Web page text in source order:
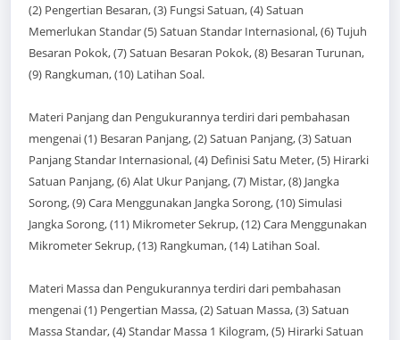
(2) Pengertian Besaran, (3) Fungsi Satuan, (4) Satuan
Memerlukan Standar (5) Satuan Standar Internasional, (6) Tujuh
Besaran Pokok, (7) Satuan Besaran Pokok, (8) Besaran Turunan,
(9) Rangkuman, (10) Latihan Soal.
Materi Panjang dan Pengukurannya terdiri dari pembahasan
mengenai (1) Besaran Panjang, (2) Satuan Panjang, (3) Satuan
Panjang Standar Internasional, (4) Definisi Satu Meter, (5) Hirarki
Satuan Panjang, (6) Alat Ukur Panjang, (7) Mistar, (8) Jangka
Sorong, (9) Cara Menggunakan Jangka Sorong, (10) Simulasi
Jangka Sorong, (11) Mikrometer Sekrup, (12) Cara Menggunakan
Mikrometer Sekrup, (13) Rangkuman, (14) Latihan Soal.
Materi Massa dan Pengukurannya terdiri dari pembahasan
mengenai (1) Pengertian Massa, (2) Satuan Massa, (3) Satuan
Massa Standar, (4) Standar Massa 1 Kilogram, (5) Hirarki Satuan